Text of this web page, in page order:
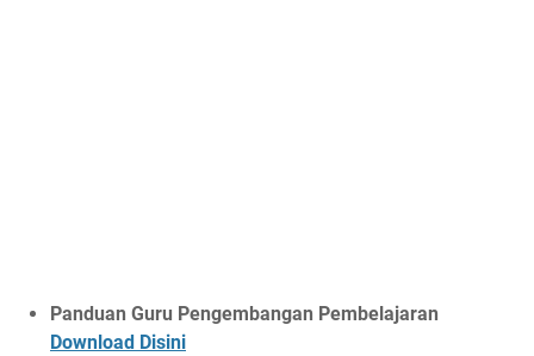
Panduan Guru Pengembangan Pembelajaran
Download Disini